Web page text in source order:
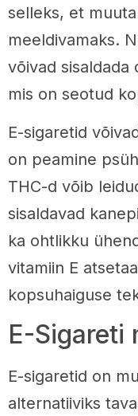
selleks, et
meeldivamaks.
võivad sisaldada
mis on seotud
E-sigaretid
on peamine
THC-d võib
sisaldavad
ka ohtlikku
vitamiin E
kopsuhaiguse
E-Sigareti
E-sigaretid on
alternatiiviks